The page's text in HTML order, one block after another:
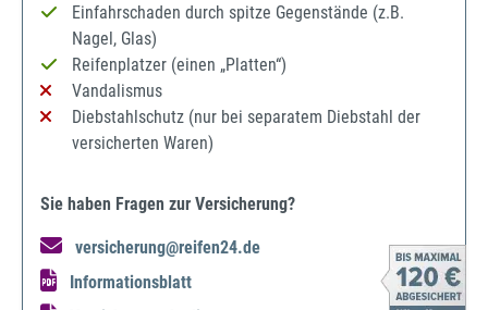
Einfahrschaden durch spitze Gegenstände (z.B.
Nagel, Glas)
Reifenplatzer (einen „Platten“)
Vandalismus
Diebstahlschutz (nur bei separatem Diebstahl der
versicherten Waren)
Sie haben Fragen zur Versicherung?
versicherung@reifen24.de
Informationsblatt